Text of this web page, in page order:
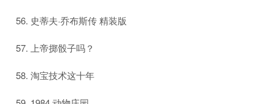
史蒂夫·乔布斯传 精装版
上帝掷骰子吗？
淘宝技术这十年